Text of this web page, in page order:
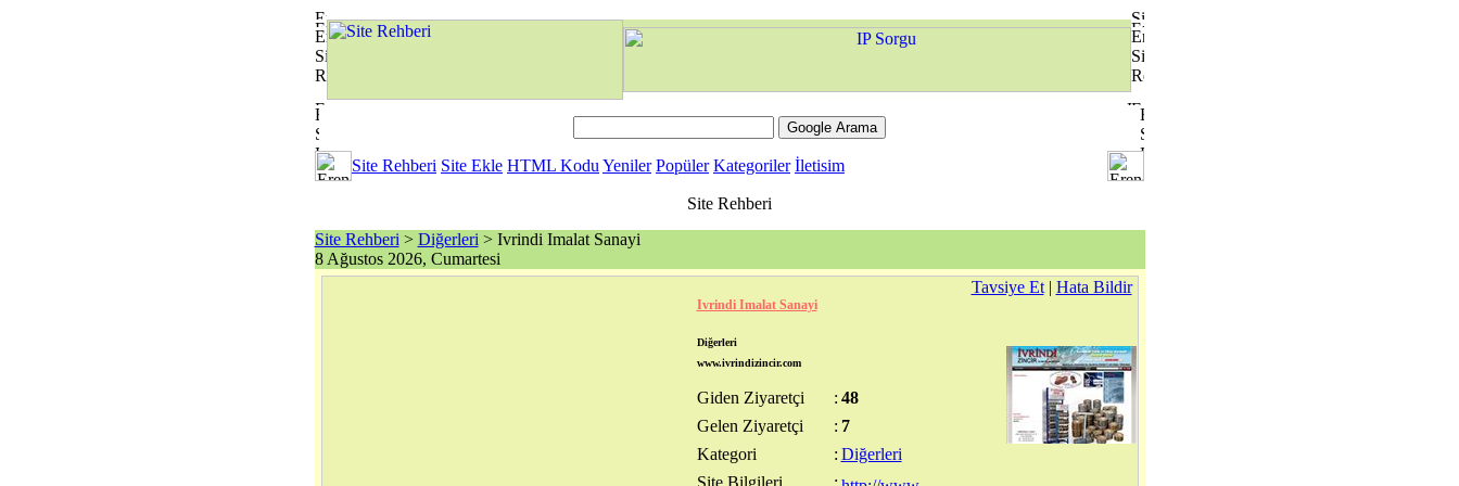
Site Rehberi Site Ekle HTML Kodu Yeniler Popüler Kategoriler İletisim
Site Rehberi
Site Rehberi > Diğerleri > Ivrindi Imalat Sanayi
8 Ağustos 2026, Cumartesi
Tavsiye Et| Hata Bildir
Ivrindi Imalat Sanayi
Diğerleri
www.ivrindizincir.com
Giden Ziyaretçi : 48
Gelen Ziyaretçi
: 7
Kategori
: Diğerleri
Site Bilgileri
: